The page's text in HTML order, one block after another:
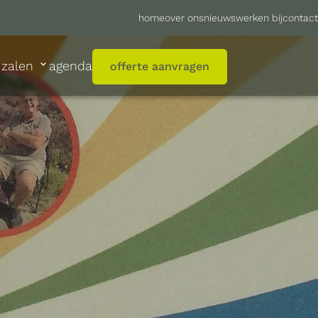
homeover onsnieuwswerken bijcontact
zalen agenda offerte aanvragen